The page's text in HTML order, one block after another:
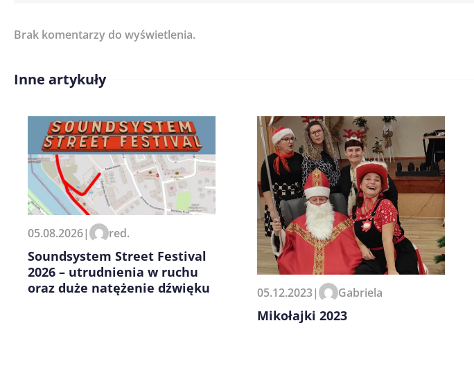
Imię/ Nick*
Zapamiętaj moje dane w tej przeglądarce podczas pisania
kolejnych komentarzy.
Brak komentarzy do wyświetlenia.
Inne artykuły
05.08.2026| red.
Soundsystem Street Festival
2026 – utrudnienia w ruchu
oraz duże natężenie dźwięku
05.12.2023| Gabriela
Mikołajki 2023